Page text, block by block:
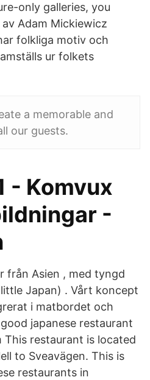
only galleries, you
Adam Mickiewicz
folkliga motiv och
ur folkets
a memorable and
our guests.
- Komvux
-
från Asien , med tyngd
Japan) . Vårt koncept
i matbordet och
japanese restaurant
restaurant is located
to Sveavägen. This is
restaurants in